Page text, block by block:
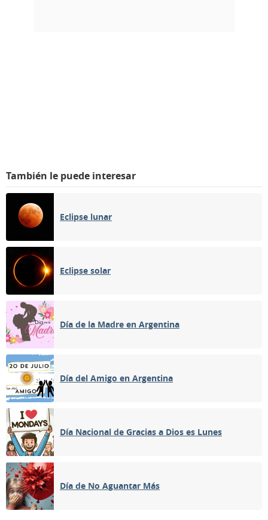
También le puede interesar
Eclipse lunar
Eclipse solar
Día de la Madre en Argentina
Día del Amigo en Argentina
Día Nacional de Gracias a Dios es Lunes
Día de No Aguantar Más